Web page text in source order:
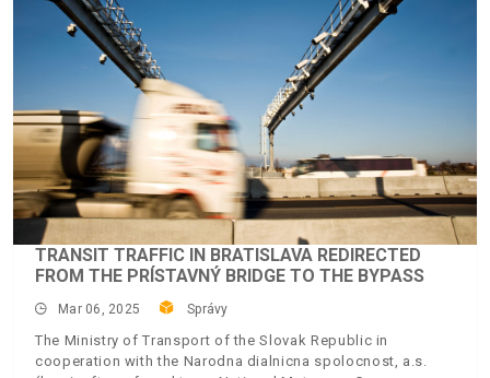
TRANSIT TRAFFIC IN BRATISLAVA REDIRECTED
FROM THE PRÍSTAVNÝ BRIDGE TO THE BYPASS
Mar 06, 2025 Správy
The Ministry of Transport of the Slovak Republic in
cooperation with the Narodna dialnicna spolocnost, a.s.